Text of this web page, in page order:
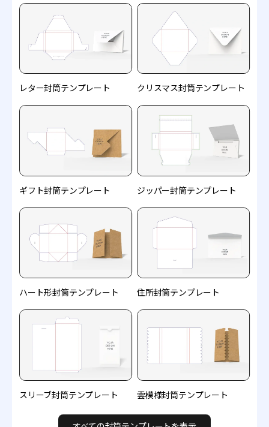
レター封筒テンプレート クリスマス封筒テンプレート
ギフト封筒テンプレート ジッパー封筒テンプレート
ハート形封筒テンプレート 住所封筒テンプレート
スリーブ封筒テンプレート 雲模様封筒テンプレート